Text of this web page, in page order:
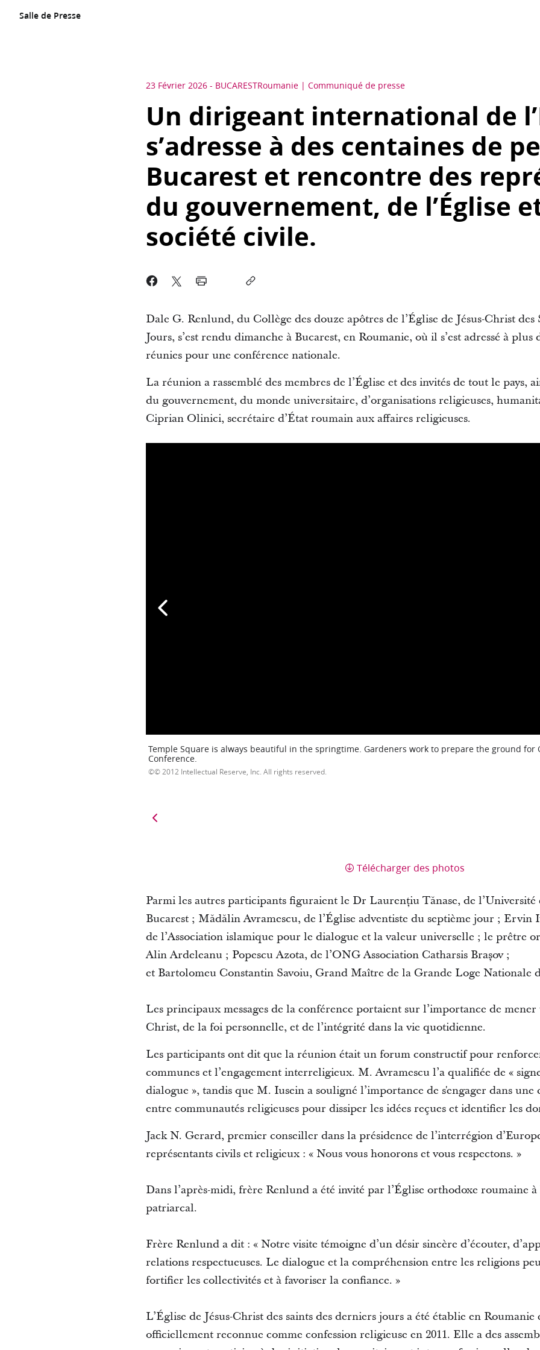
Salle de Presse
23 Février 2026 - BUCARESTRoumanie Communiqué de presse
Un dirigeant international de
s’adresse à des centaines de
Bucarest et rencontre des
du gouvernement, de l’Église
société civile.
Dale G. Renlund, du Collège des douze apôtres de l’Église de Jésus-Christ des
Jours, s’est rendu dimanche à Bucarest, en Roumanie, où il s’est adressé à plus
réunies pour une conférence nationale.
La réunion a rassemblé des membres de l’Église et des invités de tout le pays,
du gouvernement, du monde universitaire, d’organisations religieuses,
Ciprian Olinici, secrétaire d’État roumain aux affaires religieuses.
Temple Square is always beautiful in the springtime. Gardeners work to prepare the ground for
Conference.
© 2012 Intellectual Reserve, Inc. All rights reserved.
Télécharger des photos
Parmi les autres participants figuraient le Dr Laurențiu Tănase, de l’Université
Bucarest ; Mădălin Avramescu, de l’Église adventiste du septième jour ; Ervin
de l’Association islamique pour le dialogue et la valeur universelle ; le prêtre
Alin Ardeleanu ; Popescu Azota, de l’ONG Association Catharsis Brașov ;
et Bartolomeu Constantin Savoiu, Grand Maître de la Grande Loge Nationale
Les principaux messages de la conférence portaient sur l’importance de
Christ, de la foi personnelle, et de l’intégrité dans la vie quotidienne.
Les participants ont dit que la réunion était un forum constructif pour
communes et l’engagement interreligieux. M. Avramescu l’a qualifiée de «
dialogue », tandis que M. Iusein a souligné l’importance de s'engager dans une
entre communautés religieuses pour dissiper les idées reçues et identifier les
Jack N. Gerard, premier conseiller dans la présidence de l’interrégion
représentants civils et religieux : « Nous vous honorons et vous respectons. »
Dans l’après-midi, frère Renlund a été invité par l’Église orthodoxe roumaine
patriarcal.
Frère Renlund a dit : « Notre visite témoigne d’un désir sincère d’écouter,
relations respectueuses. Le dialogue et la compréhension entre les religions
fortifier les collectivités et à favoriser la confiance. »
L’Église de Jésus-Christ des saints des derniers jours a été établie en Roumanie
officiellement reconnue comme confession religieuse en 2011. Elle a des